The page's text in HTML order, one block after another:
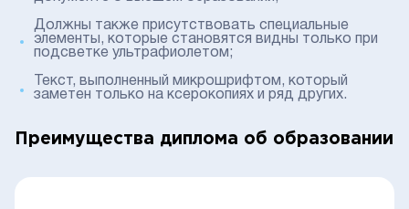
Должны также присутствовать специальные
элементы, которые становятся видны только при
подсветке ультрафиолетом;
Текст, выполненный микрошрифтом, который
заметен только на ксерокопиях и ряд других.
Преимущества диплома об образовании